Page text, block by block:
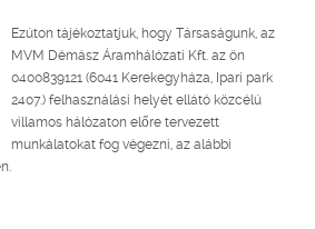
Ezúton tájékoztatjuk, hogy Társaságunk, az
MVM Démász Áramhálózati Kft. az ön
0400839121 (6041 Kerekegyháza, Ipari park
2407.) felhasználási helyét ellátó közcélú
villamos hálózaton előre tervezett
munkálatokat fog végezni, az alábbi